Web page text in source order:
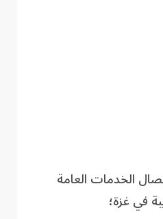
الخدمات العامة
في غزة؛